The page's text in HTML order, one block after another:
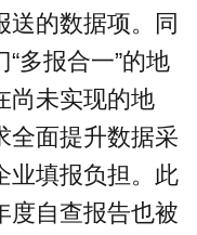
送的数据项。同
多报合一”的地
尚未实现的地
全面提升数据采
业填报负担。此
度自查报告也被